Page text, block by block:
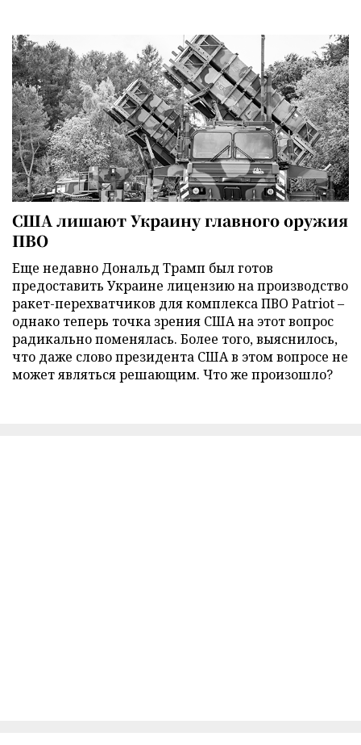
США лишают Украину главного оружия
ПВО
Еще недавно Дональд Трамп был готов
предоставить Украине лицензию на производство
ракет-перехватчиков для комплекса ПВО Patriot –
однако теперь точка зрения США на этот вопрос
радикально поменялась. Более того, выяснилось,
что даже слово президента США в этом вопросе не
может являться решающим. Что же произошло?